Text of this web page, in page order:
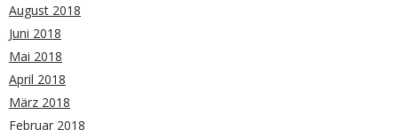
August 2018
Juni 2018
Mai 2018
April 2018
März 2018
Februar 2018